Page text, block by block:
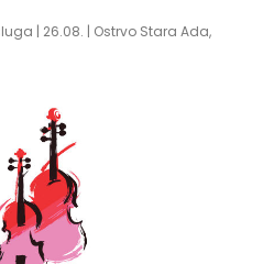
| 26.08. | Ostrvo Stara Ada,